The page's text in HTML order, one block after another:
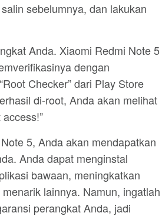
sebelumnya, dan lakukan
Anda. Xiaomi Redmi Note 5
dengan
Checker” dari Play Store
di-root, Anda akan melihat
5, Anda akan mendapatkan
Anda dapat menginstal
bawaan, meningkatkan
lainnya. Namun, ingatlah
perangkat Anda, jadi